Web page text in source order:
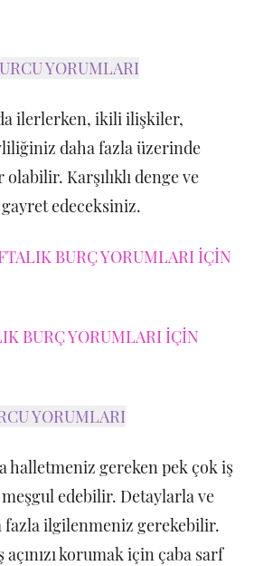
YORUMLARI
ilerlerken, ikili ilişkiler,
daha fazla üzerinde
olabilir. Karşılıklı denge ve
edeceksiniz.
BURÇ YORUMLARI İÇİN
BURÇ YORUMLARI İÇİN
YORUMLARI
halletmeniz gereken pek çok iş
edebilir. Detaylarla ve
fazla ilgilenmeniz gerekebilir.
korumak için çaba sarf